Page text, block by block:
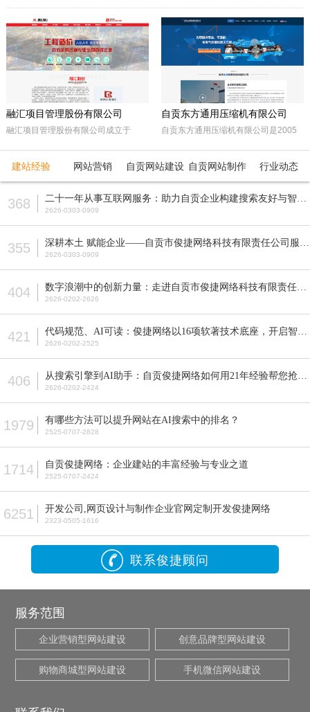
公司生产：Z系列摇臂钻床、Z系列立式钻床、ZLKV系列数控龙门加工中心、ZLK
系列数控龙门钻床、VMC、立式加工中心、成套孔系加工专用机床、钻攻生产线
等产品的设计、制造。产品广泛应用于模具、机械制造、汽车制造、航空、船
舶、轨道交通、铁塔、钢结构等工业制造及机械加工领域。
融汇项目管理股份有限公司
融汇项目管理股份有限公司成立于
注册资本5000万人民币，是一家以政
产品国际招标代理、工程造价咨询、工
程监理等多元化发展的咨询服务企业。
自贡东方通用压缩机有限公司
自贡东方通用压缩机有限公司是2005
民营企业。由东方锅炉集团动能分厂同
贡市高新工业园区十大重点企业之一。
公司占地面积近70亩，注册资本5200
型、D型、L型、Z型、P型5个系列上百
压缩机气体力从20KN—800KN，排气
压力可达50MPa。各类成套气体压缩
建站经验 网站营销 自贡网站建设 自贡网站制作 行业动态
368 2626-0303-0909
355 2626-0303-0909
404 2626-0202-2626
421 2626-0202-2525
406 2626-0202-2424
1979 有哪些方法可以提升网站在AI搜索中的排名？
2525-0707-2828
1714 自贡俊捷网络：企业建站的丰富经验与专业之道
2525-0707-2424
6251 开发公司,网页设计与制作企业官网定制开发俊捷网络
2323-0505-1616
联系俊捷顾问
服务范围
企业营销型网站建设 创意品牌型网站建设
购物商城型网站建设 手机微信网站建设